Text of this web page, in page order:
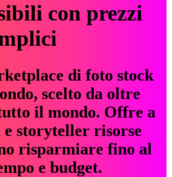
con prezzi
di foto stock
scelto da oltre
il mondo. Offre a
storyteller risorse
risparmiare fino al
e budget.